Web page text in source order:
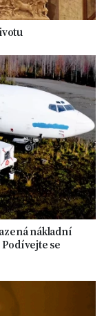
nákladní
se